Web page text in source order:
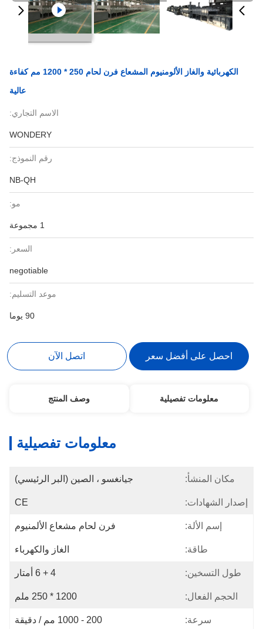
الكهربائية والغاز الألومنيوم المشعاع فرن لحام 250 * 1200 مم كفاءة
عالية
الاسم التجاري:
WONDERY
رقم النموذج:
NB-QH
مو:
السعر:
negotiable
موعد التسليم:
90 يوما
احصل على أفضل سعر اتصل الآن
معلومات تفصيلية وصف المنتج
معلومات تفصيلية
مكان المنشأ: جيانغسو ، الصين (البر الرئيسي)
إصدار الشهادات: CE
إسم الألة: فرن لحام مشعاع الألمنيوم
طاقة: الغاز والكهرباء
طول التسخين: 4 + 6 أمتار
الحجم الفعال: 1200 * 250 ملم
سرعة: 200 - 1000 مم / دقيقة